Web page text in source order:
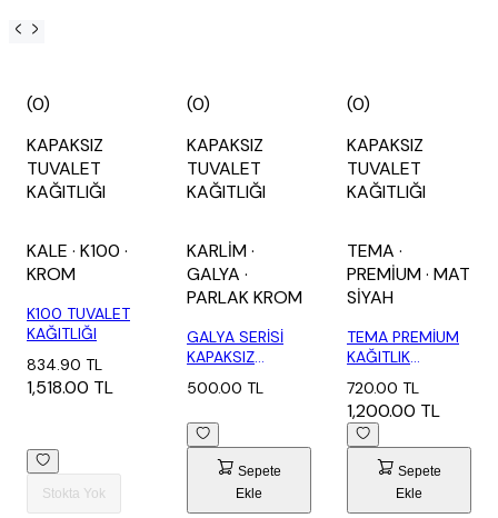
(0)
KAPAKSIZ
TUVALET
KAĞITLIĞI
KALE · K100 ·
KROM
K100 TUVALET
KAĞITLIĞI
834.90 TL
1,518.00 TL
Stokta Yok
(0)
KAPAKSIZ
TUVALET
KAĞITLIĞI
KARLİM·
GALYA ·
PARLAK KROM
GALYA SERİSİ
KAPAKSIZ
KAĞITLIK
500.00 TL
Sepete
Ekle
(0)
KAPAKSIZ
TUVALET
KAĞITLIĞI
TEMA ·
PREMİUM· MAT
SİYAH
TEMA PREMİUM
KAĞITLIK
SİYAH
720.00 TL
1,200.00 TL
Sepete
Ekle